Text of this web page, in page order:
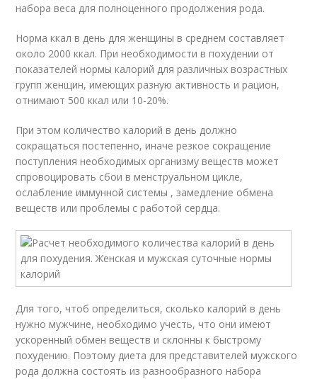
набора веса для полноценного продолжения рода.
Норма ккал в день для женщины в среднем составляет
около 2000 ккал. При необходимости в похудении от
показателей нормы калорий для различных возрастных
групп женщин, имеющих разную активность и рацион,
отнимают 500 ккал или 10-20%.
При этом количество калорий в день должно
сокращаться постепенно, иначе резкое сокращение
поступления необходимых организму веществ может
спровоцировать сбои в менструальном цикле,
ослабление иммунной системы , замедление обмена
веществ или проблемы с работой сердца.
Для того, чтоб определиться, сколько калорий в день
нужно мужчине, необходимо учесть, что они имеют
ускоренный обмен веществ и склонны к быстрому
похудению. Поэтому диета для представителей мужского
рода должна состоять из разнообразного набора